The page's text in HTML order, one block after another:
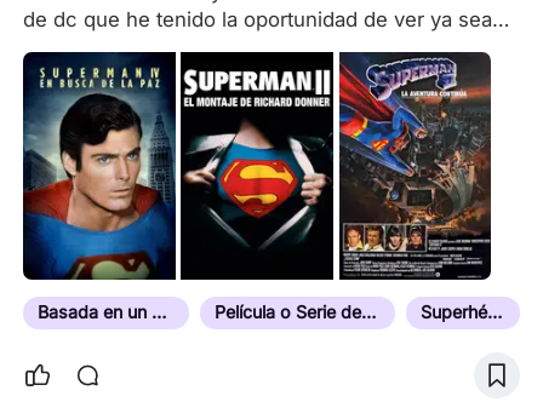
de dc que he tenido la oportunidad de ver ya sea
en streaming o en los cines como por ejemplo las
adaptaciones de Superman, Batman, Flash, ETC.
(POSDATA: Algunos de estas adaptaciones no son
muy conocidas o tomaron alguna inspiración en
adaptarlos
Basada en un Cómic Película o Serie de Superhéroes Superhéroes